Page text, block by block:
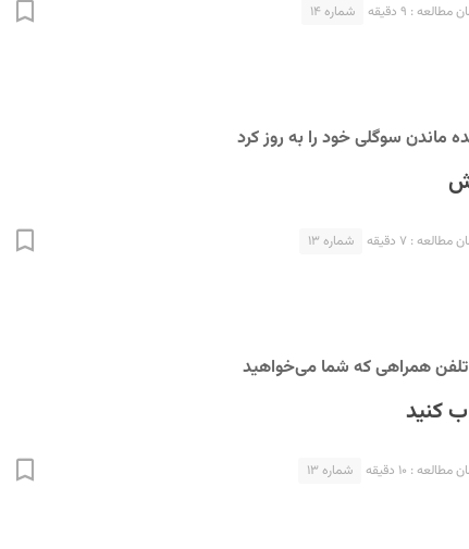
مطالعه : ۹ دقیقه شماره ۱۴
ماندن سوگلی خود را به روز کرد
مطالعه : ۷ دقیقه شماره ۱۳
همراهی که شما می‌خواهید
کنید
مطالعه : ۱۰ دقیقه شماره ۱۳